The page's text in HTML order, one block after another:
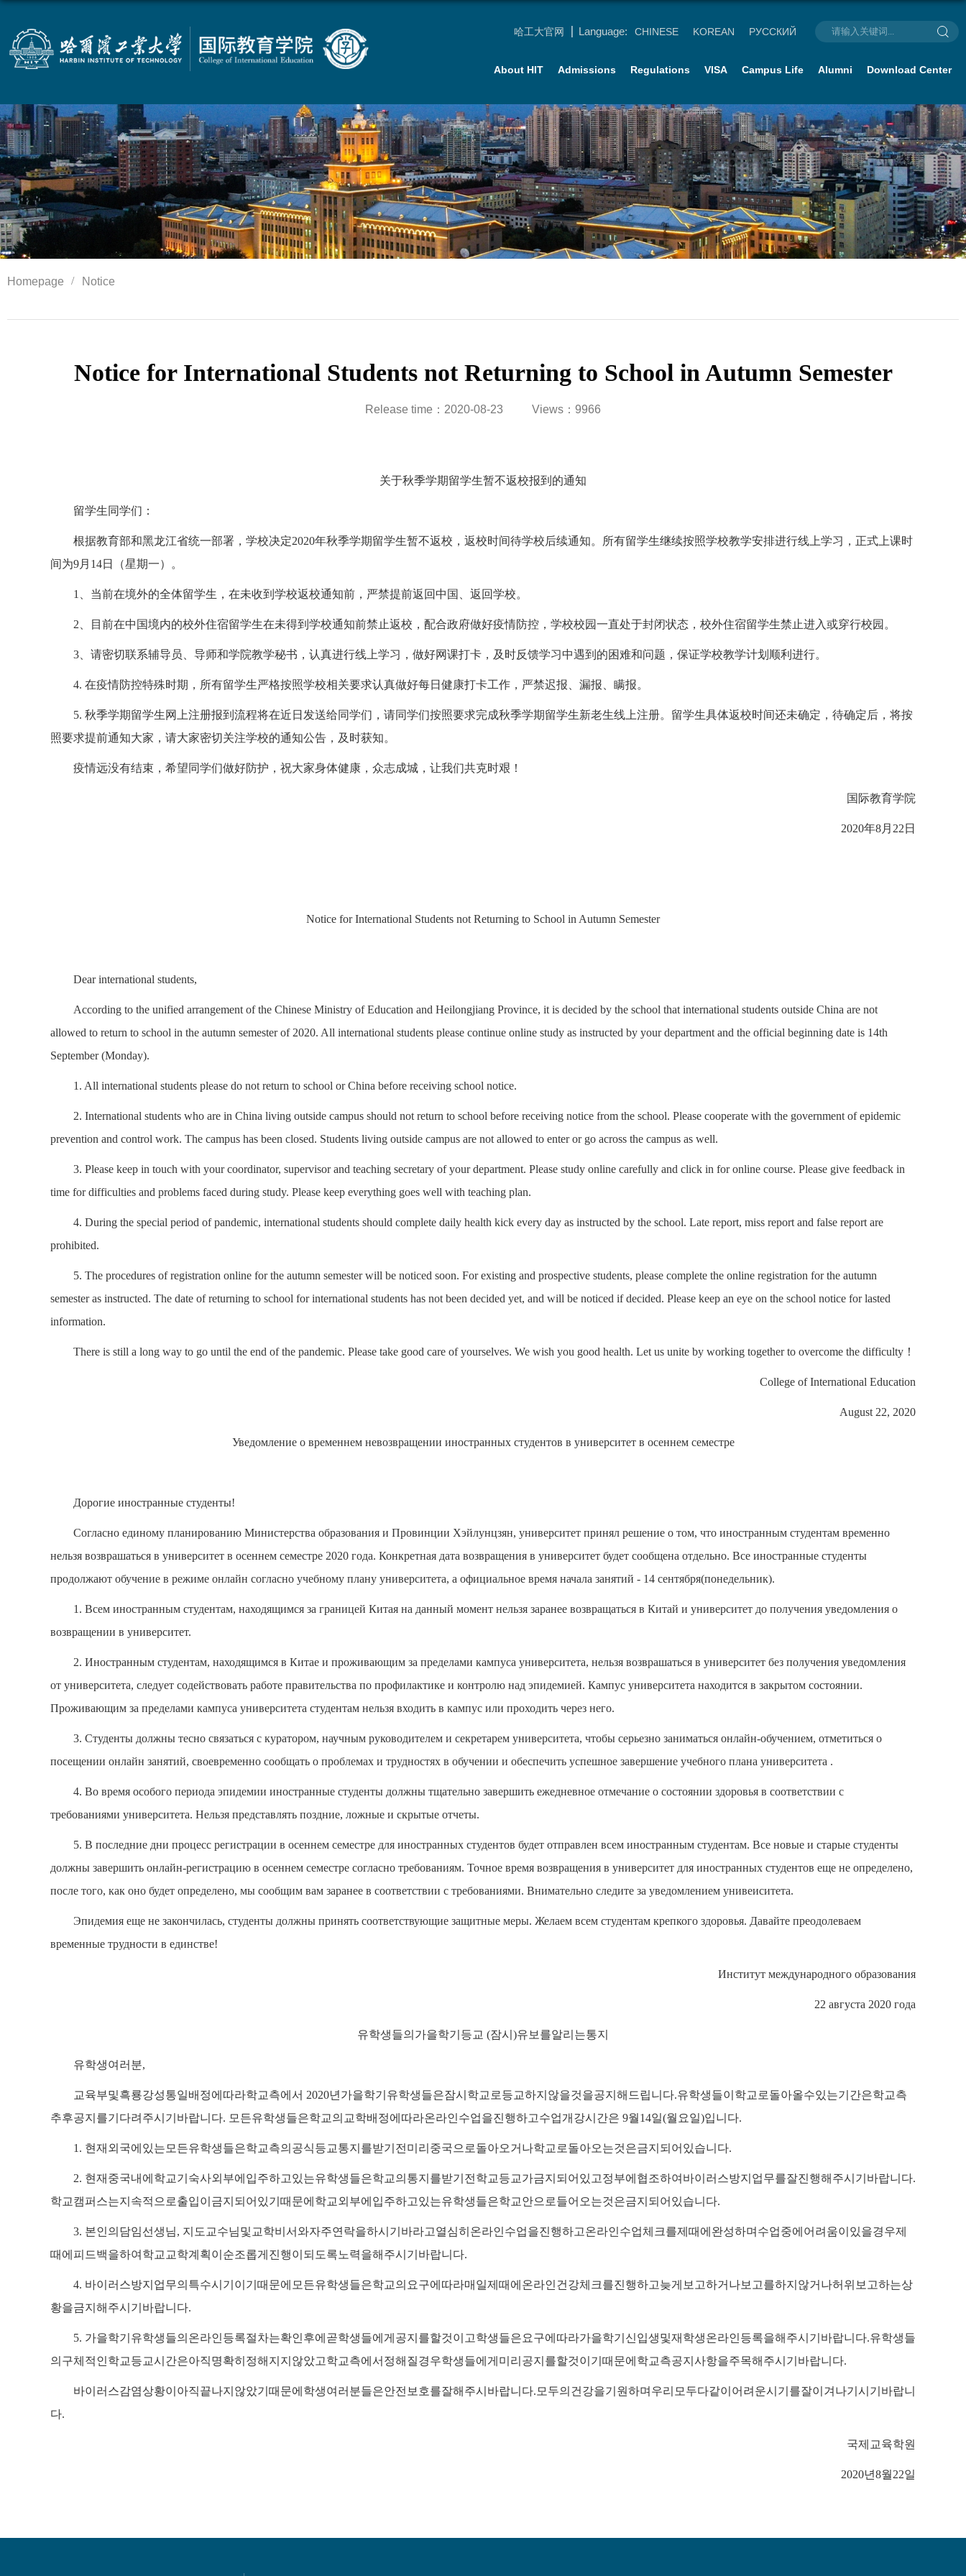
Language: CHINESE KOREAN РУССКИЙ
哈工大官网
About HIT Admissions Regulations VISA Campus Life Alumni Download Center
Homepage Notice
Notice for International Students not Returning to School in Autumn Semester
Release time：2020-08-23 Views： 9966
关于秋季学期留学生暂不返校报到的通知
留学生同学们：
根据教育部和黑龙江省统一部署，学校决定2020年秋季学期留学生暂不返校，返校时间待学校后续通知。所有留学生继续按照学校教学安排进行线上学习，正式上课时
间为9月 14日（星期一）。
1 、当前在境外的全体留学生，在未收到学校返校通知前，严禁提前返回中国、返回学校。
2 、目前在中国境内的校外住宿留学生在未得到学校通知前禁止返校，配合政府做好疫情防控，学校校园一直处于封闭状态，校外住宿留学生禁止进入或穿行校园。
3 、请密切联系辅导员、导师和学院教学秘书，认真进行线上学习，做好网课打卡，及时反馈学习中遇到的困难和问题，保证学校教学计划顺利进行。
4. 在疫情防控特殊时期，所有留学生严格按照学校相关要求认真做好每日健康打卡工作，严禁迟报、漏报、瞒报。
5. 秋季学期留学生网上注册报到流程将在近日发送给同学们，请同学们按照要求完成秋季学期留学生新老生线上注册。留学生具体返校时间还未确定，待确定后，将按
照要求提前通知大家，请大家密切关注学校的通知公告，及时获知。
疫情远没有结束，希望同学们做好防护，祝大家身体健康，众志成城，让我们共克时艰！
国际教育学院
2020年8月22日
Notice for International Students not Returning to School in Autumn Semester
Dear international students,
According to the unified arrangement of the Chinese Ministry of Education and Heilongjiang Province, it is decided by the school that international students outside China are not
allowed to return to school in the autumn semester of 2020. All international students please continue online study as instructed by your department and the official beginning date is 14th
September (Monday).
1. All international students please do not return to school or China before receiving school notice.
2. International students who are in China living outside campus should not return to school before receiving notice from the school. Please cooperate with the government of epidemic
prevention and control work. The campus has been closed. Students living outside campus are not allowed to enter or go across the campus as well.
3. Please keep in touch with your coordinator, supervisor and teaching secretary of your department. Please study online carefully and click in for online course. Please give feedback in
time for difficulties and problems faced during study. Please keep everything goes well with teaching plan.
4. During the special period of pandemic, international students should complete daily health kick every day as instructed by the school. Late report, miss report and false report are
prohibited.
5. The procedures of registration online for the autumn semester will be noticed soon. For existing and prospective students, please complete the online registration for the autumn
semester as instructed. The date of returning to school for international students has not been decided yet, and will be noticed if decided. Please keep an eye on the school notice for lasted
information.
There is still a long way to go until the end of the pandemic. Please take good care of yourselves. We wish you good health. Let us unite by working together to overcome the difficulty ！
College of International Education
August 22, 2020
Уведомлениео временнем невозвращении иностранных студентов в университет в осеннем семестре
Дорогие иностранные студенты!
Согласно единому планированию Министерства образования и Провинции Хэйлунцзян, университет принял решение о том, что иностранным студентам временно
нельзя возврашаться в университет в осеннем семестре 2020 года. Конкретная дата возвращения в университет будет сообщена отдельно. Все иностранные студенты
продолжают обучение в режиме онлайн согласно учебному плану университета, а официальное время начала занятий - 14 сентября(понедельник).
1. Всем иностранным студентам, находящимся за границей Китая на данный момент нельзя заранее возвращаться в Китай и университет до получения уведомления о
возвращении в университет.
2. Иностранным студентам, находящимся в Китае и проживающим за пределами кампуса университета, нельзя возврашаться в университет без получения уведомления
от университета, следует содействовать работе правительства по профилактике и контролю над эпидемией. Кампус университета находится в закрытом состоянии.
Проживающим за пределами кампуса университета студентам нельзя входить в кампус или проходить через него.
3. Студенты должны тесно связаться с куратором, научным руководителем и секретарем университета, чтобы серьезно заниматься онлайн-обучением, отметиться о
посещении онлайн занятий, своевременно сообщать о проблемах и трудностях в обучении и обеспечить успешное завершение учебного плана университета .
4. Во время особого периода эпидемии иностранные студенты должны тщательно завершить ежедневное отмечание о состоянии здоровья в соответствии с
требованиями университета. Нельзя представлять поздние, ложные и скрытые отчеты.
5. В последние дни процесс регистрации в осеннем семестре для иностранных студентов будет отправлен всем иностранным студентам. Все новые и старые студенты
должны завершить онлайн-регистрацию в осеннем семестре согласно требованиям. Точное время возвращения в университет для иностранных студентов еще не определено,
после того, как оно будет определено, мы сообщим вам заранее в соответствии с требованиями. Внимательно следите за уведомлением унивеиситета.
Эпидемия еще не закончилась, студенты должны принять соответствующие защитные меры. Желаем всем студентам крепкого здоровья. Давайте преодолеваем
временные трудности в единстве!
Институт международного образования
22 августа 2020 года
유학생들의 가을학기 등교 (잠시 )유보를알리는통지
유학생여러분,
교육부및흑룡강성통일배정에 따라학교측에서 2020년 가을학기 유학생들은잠시 학교로등교하지 않을것을공지해드립니다.유학생들이 학교로돌아올수있는기간은학교측
추후공지를기다려 주시기 바랍니다. 모든유학생들은학교의 교학배정에 따라온라인수업을진행하고수업개강시간은 9월14일(월요일)입니다.
1. 현재 외국에 있는 모든유학생들은학교측의 공식등교통지를받기전 미리 중국으로돌아오거나학교로돌아오는것은금지되어 있습니다.
2. 현재 중국내에 학교기숙사외부에 입주하고있는유학생들은학교의 통지를받기전 학교등교가금지되어 있고정부에 협조하여 바이러스방지업무를잘진행해 주시기 바랍니다.
학교캠퍼스는지속적으로출입이 금지되어 있기 때문에 학교외부에 입주하고있는유학생들은학교안으로들어오는것은금지되어 있습니다.
3. 본인의 담임선생님, 지도교수님및 교학비서와자주연락을하시기 바라고열심히 온라인수업을진행하고온라인수업체크를제때에 완성하며 수업중에 어려움이 있을경우제
때에 피드백을하여 학교교학계획이 순조롭게 진행이 되도록 노력을해주시기 바랍니다.
4. 바이러스방지업무의 특수시기이기 때문에 모든유학생들은학교의 요구에 따라매일제때에 온라인건강체크를진행하고늦게 보고하거나보고를하지 않거나허위보고하는상
황을금지해 주시기 바랍니다.
5. 가을학기 유학생들의 온라인등록절차는확인후에 곧학생들에게 공지를할것이고학생들은요구에 따라가을학기 신입생및재학생온라인등록을해주시기 바랍니다.유학생들
의 구체적인학교등교시간은아직명확히 정해지지 않았고학교측에서 정해질경우학생들에게 미리 공지를할것이기 때문에 학교측공지사항을주목해주시기 바랍니다.
바이러스감염상황이 아직끝나지 않았기 때문에 학생여러분들은안전보호를잘해주시바랍니다. 모두의 건강을기원하며 우리 모두다같이 어려운시기를잘이겨나기시기 바랍니
다.
국제교육학원
2020년8월22일